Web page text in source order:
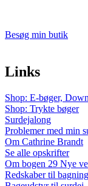
Besøg min butik
Links
Shop: E-bøger,
Shop: Trykte bøger
Surdejalong
Problemer med min
Om Cathrine Brandt
Se alle opskrifter
Om bogen 29 Nye
Redskaber til bagning